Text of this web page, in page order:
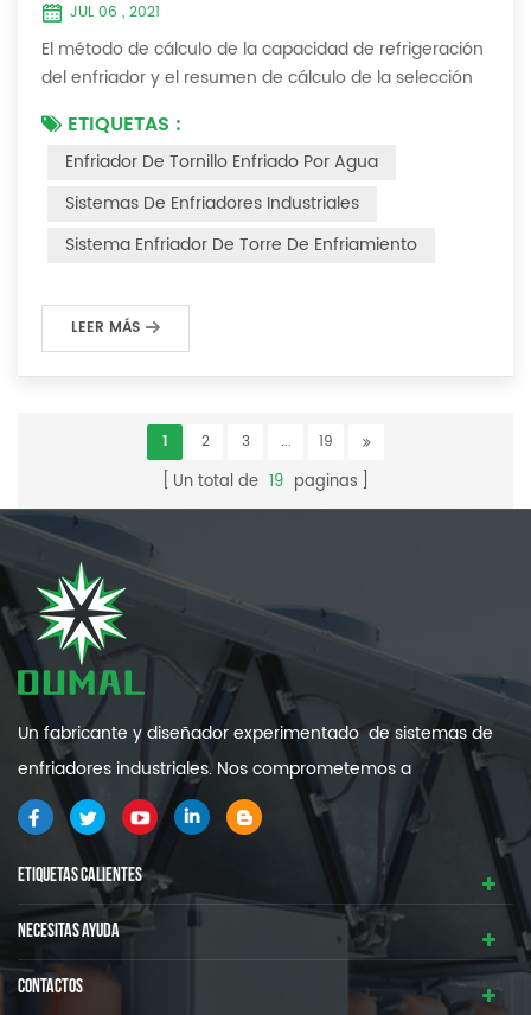
JUL 06 , 2021
El método de cálculo de la capacidad de refrigeración
del enfriador y el resumen de cálculo de la selección
el enfriador de tornillo más adecuados ? De hecho,
existe una fórmula de selección simple: Capacidad
frigorífica = caudal de agua enfriada * 4,187 *
flujo de agua enfriada se refier...
ETIQUETAS :
Enfriador De Tornillo Enfriado Por Agua
Sistemas De Enfriadores Industriales
Sistema Enfriador De Torre De Enfriamiento
LEER MÁS
1 2 3 ... 19
Un total de 19 paginas
Un fabricante y diseñador experimentado de sistemas de
enfriadores industriales. Nos comprometemos a
proporcionarle sistemas de refrigeración industrial de alta
calidad y eficiencia .
ETIQUETAS CALIENTES
NECESITAS AYUDA
CONTACTOS